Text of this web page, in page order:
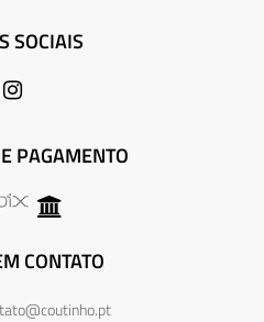
SOCIAIS
PAGAMENTO
CONTATO